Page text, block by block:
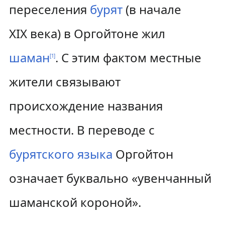
переселения бурят(в начале
XIX века) в Оргойтоне жил
шаман[1]. С этим фактом местные
жители связывают
происхождение названия
местности. В переводе с
бурятского языка Оргойтон
означает буквально «увенчанный
шаманской короной».